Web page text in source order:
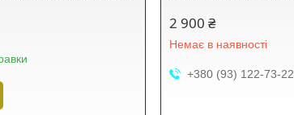
2 900 ₴
Немає в наявності
+380 (93) 122-73-22